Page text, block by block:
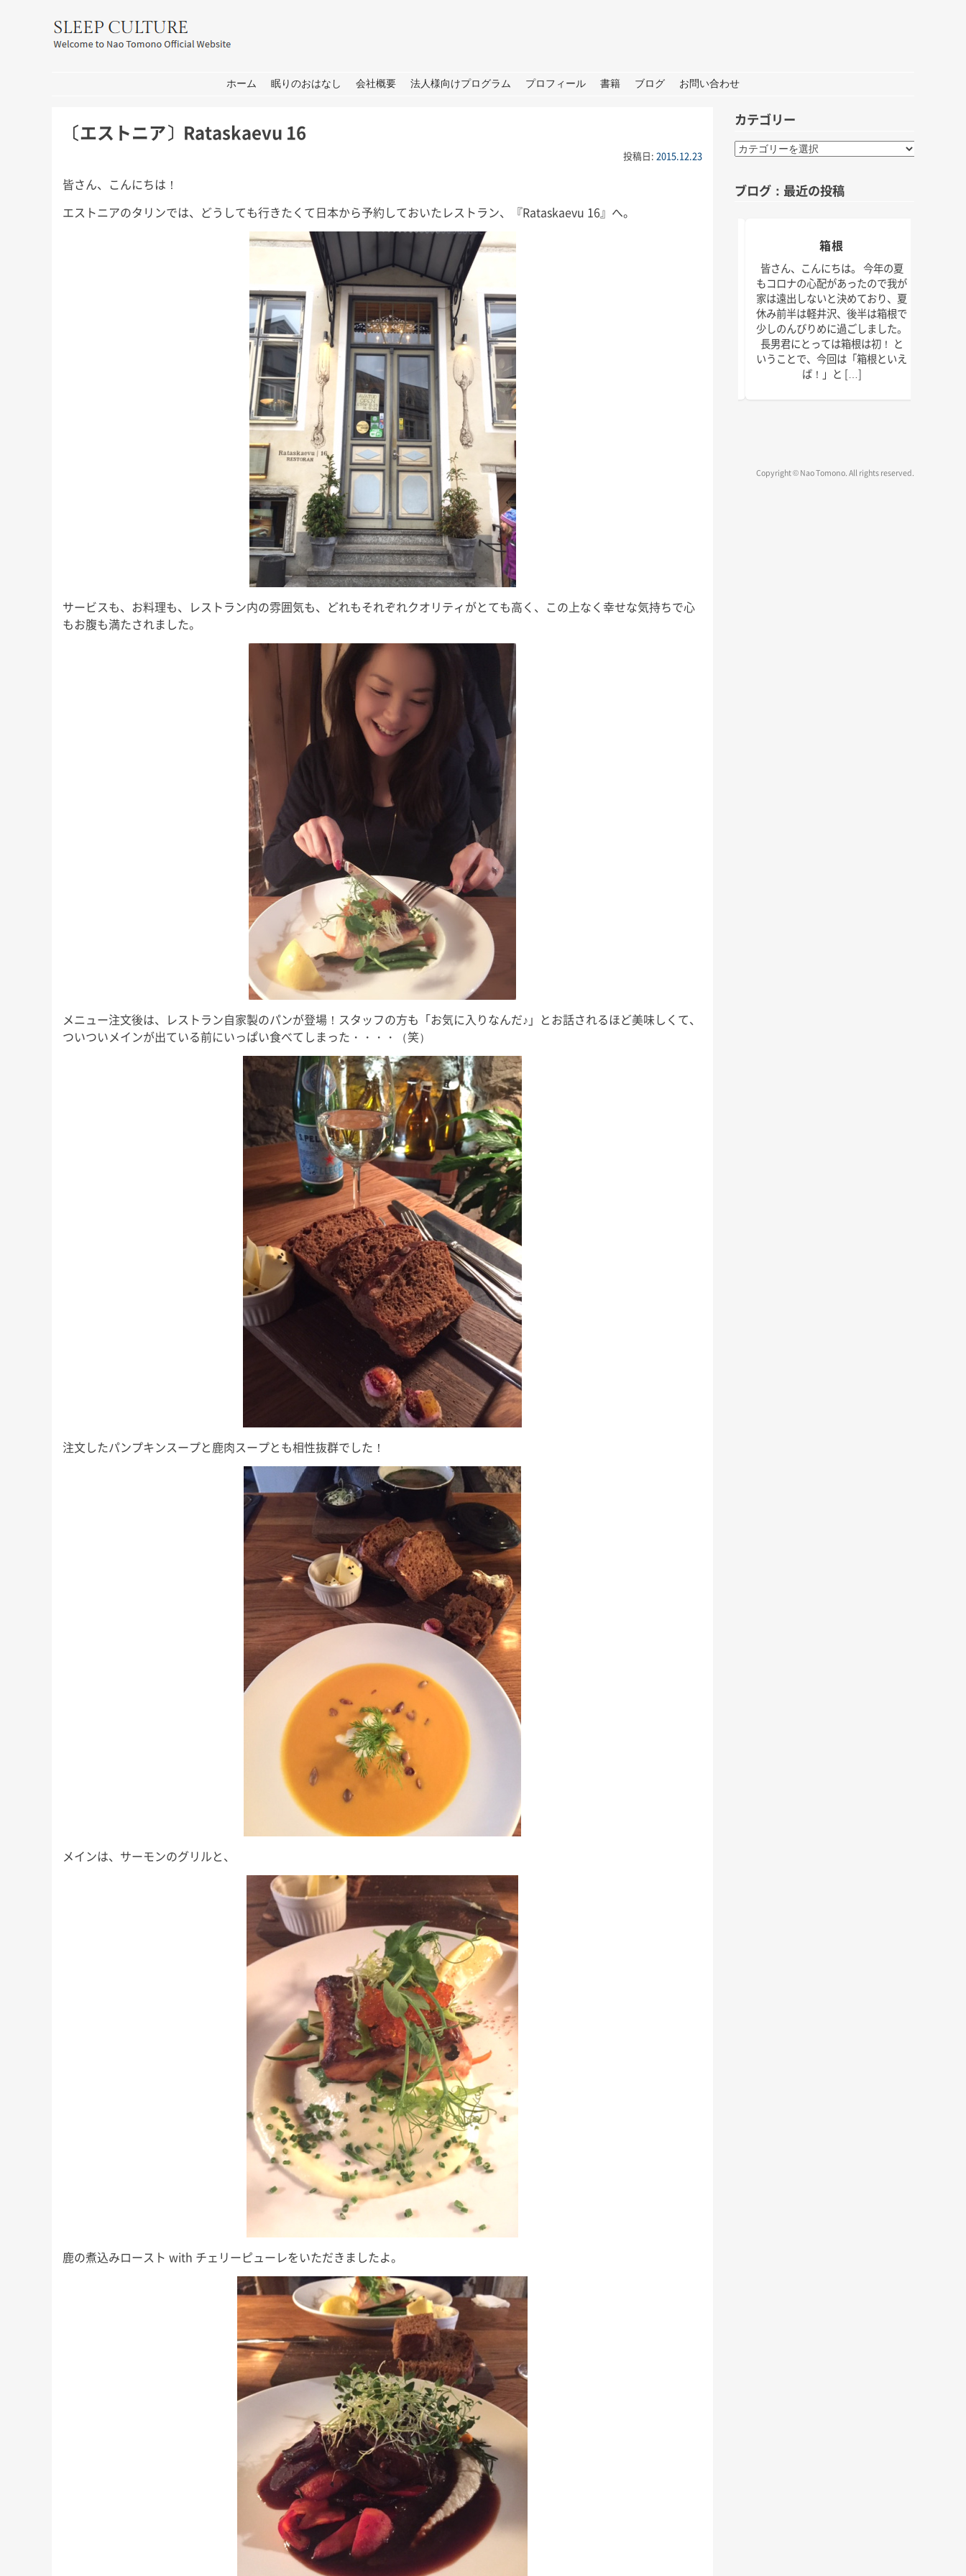
ホーム 眠りのおはなし 会社概要 法人様向けプログラム プロフィール 書籍 ブログ お問い合わせ
〔エストニア〕Rataskaevu 16
投稿日: 2015.12.23
皆さん、こんにちは！
エストニアのタリンでは、どうしても行きたくて日本から予約しておいたレストラン、『Rataskaevu 16』へ。
サービスも、お料理も、レストラン内の雰囲気も、どれもそれぞれクオリティがとても高く、この上なく幸せな気持ちで心
もお腹も満たされました。
メニュー注文後は、レストラン自家製のパンが登場！スタッフの方も「お気に入りなんだ♪」とお話されるほど美味しくて、
ついついメインが出ている前にいっぱい食べてしまった・・・・（笑）
注文したパンプキンスープと鹿肉スープとも相性抜群でした！
メインは、サーモンのグリルと、
鹿の煮込みロースト with チェリーピューレをいただきましたよ。
カテゴリー
カ
テ
リ
ブログ：最近の投稿
TBS「日曜日の初耳学」出
演のお知らせ
皆さん、こんにちは。 今週日曜
日（28日）のTBS「日曜日の初
耳学」に再び出演いたします。 3
回目の出演となりますが、今回も
季節に合った「初耳！」な睡眠知
識をお届けいたしますので、ぜひ
ご覧くださいませ。 友野なおの
書籍 […]
しいプロジェクトもいくつかスタ
ートします！ 大学院の研究活動
にもこれまで以上に本腰を入れ
て、ここから2022年の終わりま
で益々全力疾走です！ 週末の台
皆さん、こんにちは。 今年の夏
もコロナの心配があったので我が
家は遠出しないと決めており、夏
休み前半は軽井沢、後半は箱根で
少しのんびりめに過ごしました。
長男君にとっては箱根は初！ と
いうことで、今回は「箱根といえ
皆さん、こんにちは。
けでなく、肌でも秋をし
じられる日が増えてき
皆さん、少し眠りやすく
ではないでしょうか？
録、執筆、取材、原稿確
物確認、コンサルテーシ
Copyright © Nao Tomono. All rights reserved.